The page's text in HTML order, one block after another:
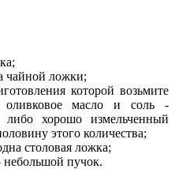
чайной ложки;
которой возьмите
оливковое масло и соль -
хорошо измельченный
этого количества;
столовая ложка;
небольшой пучок.